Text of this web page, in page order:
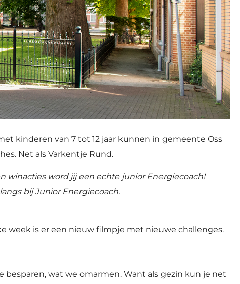
kinderen van 7 tot 12 jaar kunnen in gemeente Oss
Net als Varkentje Rund.
winacties word jij een echte junior Energiecoach!
bij Junior Energiecoach.
week is er een nieuw filmpje met nieuwe challenges.
wat we omarmen. Want als gezin kun je net